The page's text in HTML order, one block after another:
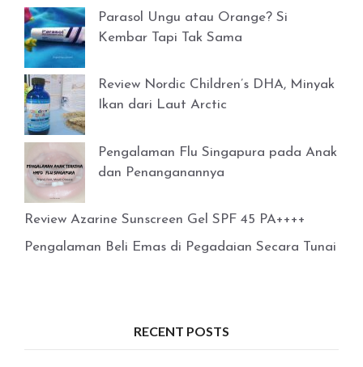
Parasol Ungu atau Orange? Si
Kembar Tapi Tak Sama
Review Nordic Children’s DHA, Minyak
Ikan dari Laut Arctic
Pengalaman Flu Singapura pada Anak
dan Penanganannya
Review Azarine Sunscreen Gel SPF 45 PA++++
Pengalaman Beli Emas di Pegadaian Secara Tunai
RECENT POSTS